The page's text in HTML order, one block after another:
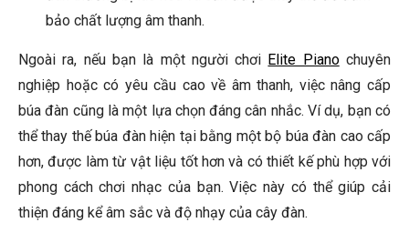
bảo chất lượng âm thanh.
Ngoài ra, nếu bạn là một người chơi Elite Pianochuyên
nghiệp hoặc có yêu cầu cao về âm thanh, việc nâng cấp
búa đàn cũng là một lựa chọn đáng cân nhắc. Ví dụ, bạn có
thể thay thế búa đàn hiện tại bằng một bộ búa đàn cao cấp
hơn, được làm từ vật liệu tốt hơn và có thiết kế phù hợp với
phong cách chơi nhạc của bạn. Việc này có thể giúp cải
thiện đáng kể âm sắc và độ nhạy của cây đàn.